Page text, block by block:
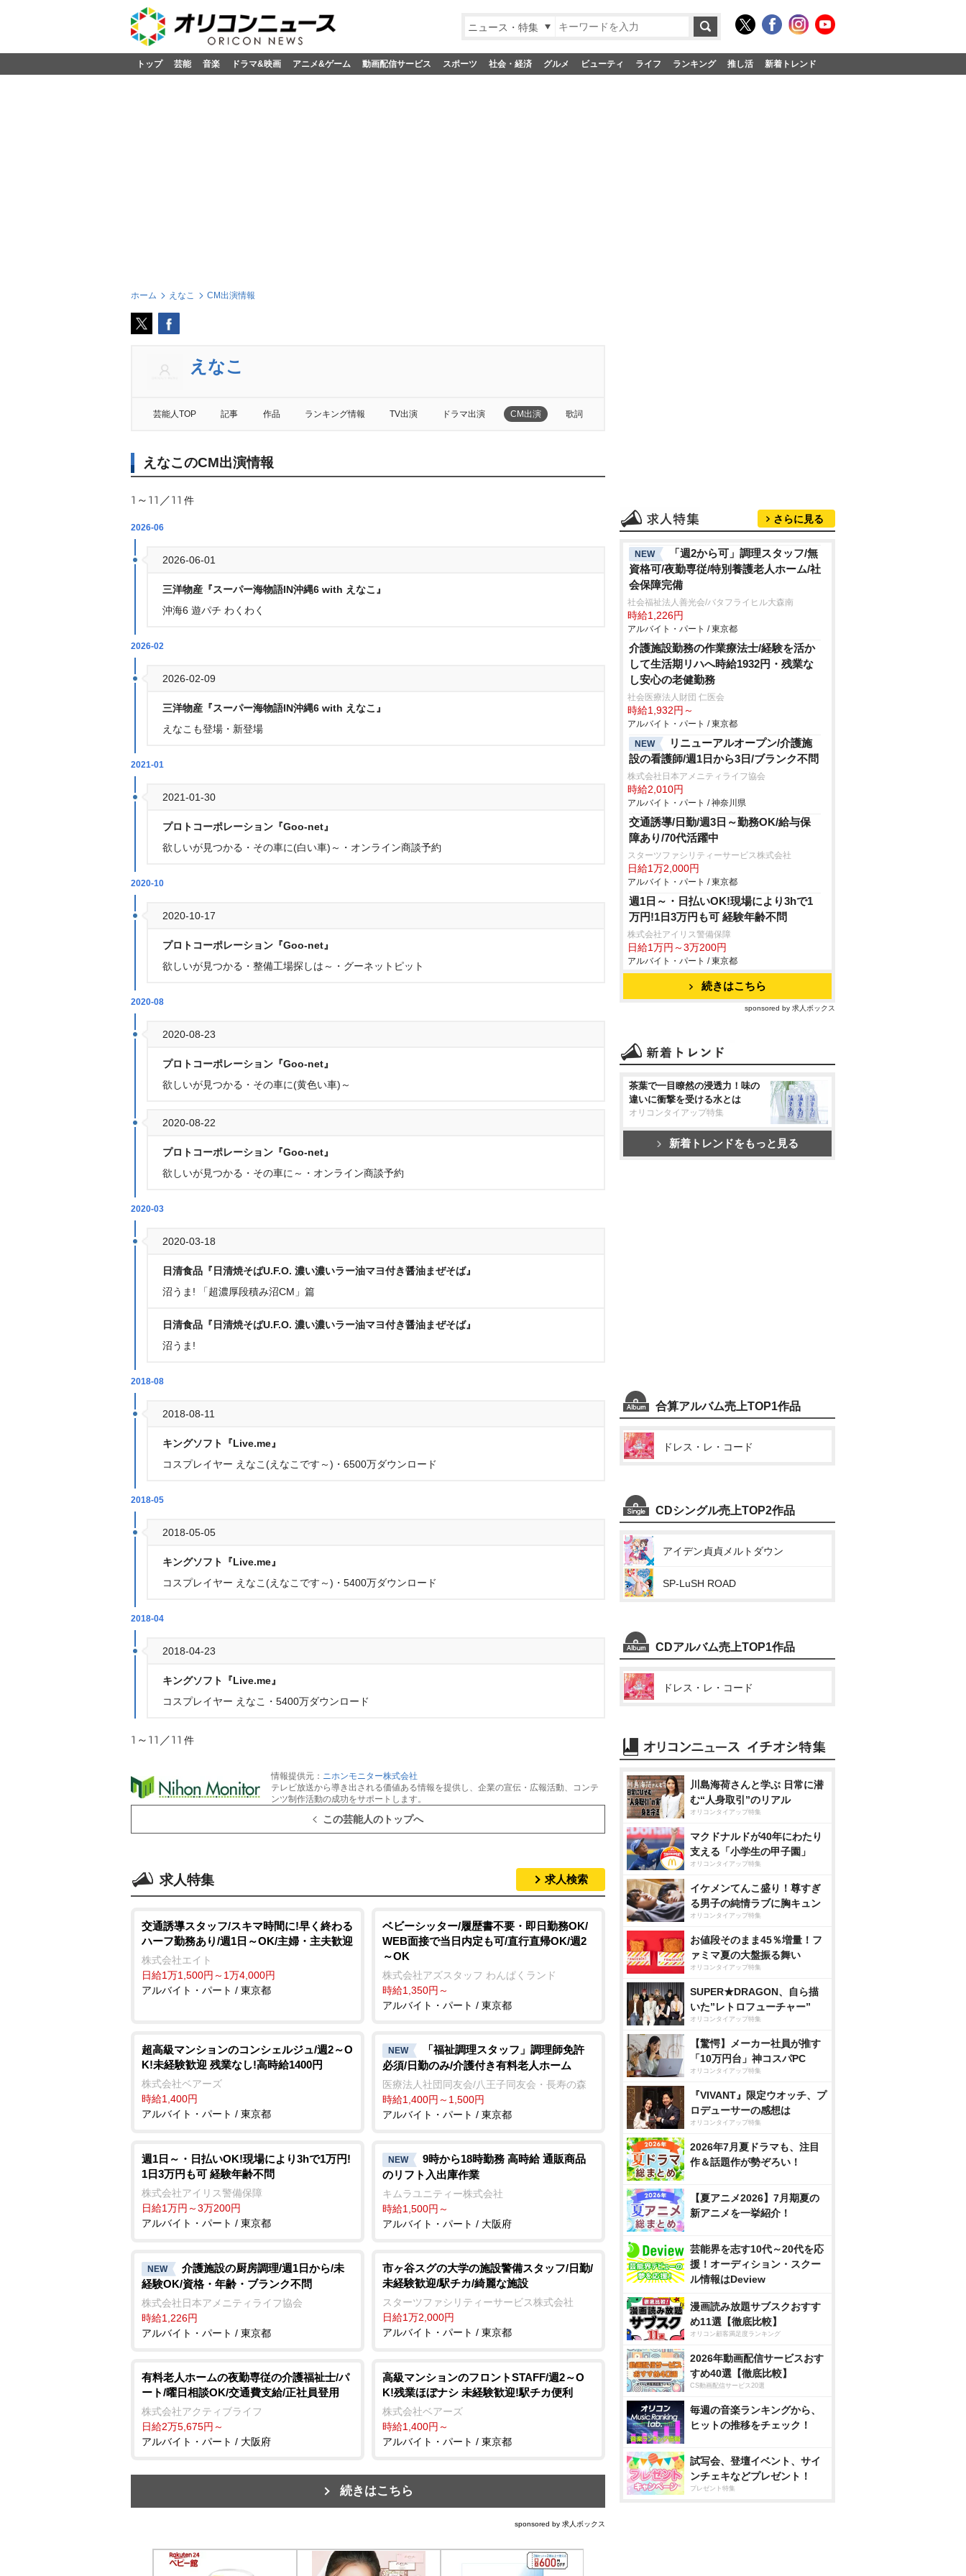
ニュース・特集
トップ 芸能 音楽 ドラマ&映画 アニメ&ゲーム 動画配信サービス スポーツ 社会・経済 グルメ ビューティ ライフ ランキング 推し活 新着トレンド
ホーム えなこ CM出演情報
えなこ
芸能人TOP 記事 作品 ランキング情報 TV出演 ドラマ出演 CM出演 歌詞
えなこのCM出演情報
1～11／11 件
2026-06
2026-06-01
三洋物産『スーパー海物語IN沖縄6 with えなこ』
沖海6 遊パチ わくわく
2026-02
2026-02-09
三洋物産『スーパー海物語IN沖縄6 with えなこ』
えなこも登場・新登場
2021-01
2021-01-30
プロトコーポレーション『Goo-net』
欲しいが見つかる・その車に(白い車)～・オンライン商談予約
2020-10
2020-10-17
プロトコーポレーション『Goo-net』
欲しいが見つかる・整備工場探しは～・グーネットピット
2020-08
2020-08-23
プロトコーポレーション『Goo-net』
欲しいが見つかる・その車に(黄色い車)～
2020-08-22
プロトコーポレーション『Goo-net』
欲しいが見つかる・その車に～・オンライン商談予約
2020-03
2020-03-18
日清食品『日清焼そばU.F.O. 濃い濃いラー油マヨ付き醤油まぜそば』
沼うま! 「超濃厚段積み沼CM」篇
日清食品『日清焼そばU.F.O. 濃い濃いラー油マヨ付き醤油まぜそば』
沼うま!
2018-08
2018-08-11
キングソフト『Live.me』
コスプレイヤー えなこ(えなこです～)・6500万ダウンロード
2018-05
2018-05-05
キングソフト『Live.me』
コスプレイヤー えなこ(えなこです～)・5400万ダウンロード
2018-04
2018-04-23
キングソフト『Live.me』
コスプレイヤー えなこ・5400万ダウンロード
1～11／11 件
情報提供元： ニホンモニター株式会社
テレビ放送から導き出される価値ある情報を提供し、企業の宣伝・広報活動、コンテ
ンツ制作活動の成功をサポートします。
この芸能人のトップへ
求人特集 求人検索
交通誘導スタッフ/スキマ時間に!早く終わる
ハーフ勤務あり/週1日～OK/主婦・主夫歓迎
株式会社エイト
日給1万1,500円～1万4,000円
アルバイト・パート / 東京都
ベビーシッター/履歴書不要・即日勤務OK/
WEB面接で当日内定も可/直行直帰OK/週2
～OK
株式会社アズスタッフ わんぱくランド
時給1,350円～
アルバイト・パート / 東京都
超高級マンションのコンシェルジュ/週2～O
K!未経験歓迎 残業なし!高時給1400円
株式会社ベアーズ
時給1,400円
アルバイト・パート / 東京都
NEW
「福祉調理スタッフ」調理師免許
必須/日勤のみ/介護付き有料老人ホーム
医療法人社団同友会/八王子同友会・長寿の森
時給1,400円～1,500円
アルバイト・パート / 東京都
週1日～・日払いOK!現場により3hで1万円!
1日3万円も可 経験年齢不問
株式会社アイリス警備保障
日給1万円～3万200円
アルバイト・パート / 東京都
NEW
9時から18時勤務 高時給 通販商品
のリフト入出庫作業
キムラユニティー株式会社
時給1,500円～
アルバイト・パート / 大阪府
NEW
介護施設の厨房調理/週1日から/未
経験OK/資格・年齢・ブランク不問
株式会社日本アメニティライフ協会
時給1,226円
アルバイト・パート / 東京都
市ヶ谷スグの大学の施設警備スタッフ/日勤/
未経験歓迎/駅チカ/綺麗な施設
スターツファシリティーサービス株式会社
日給1万2,000円
アルバイト・パート / 東京都
有料老人ホームの夜勤専従の介護福祉士/パ
ート/曜日相談OK/交通費支給/正社員登用
株式会社アクティブライフ
日給2万5,675円～
アルバイト・パート / 大阪府
高級マンションのフロントSTAFF/週2～O
K!残業ほぼナシ 未経験歓迎!駅チカ便利
株式会社ベアーズ
時給1,400円～
アルバイト・パート / 東京都
続きはこちら
sponsored by 求人ボックス
さらに見る
NEW
「週2から可」調理スタッフ/無
資格可/夜勤専従/特別養護老人ホーム/社
会保障完備
社会福祉法人善光会/バタフライヒル大森南
時給1,226円
アルバイト・パート / 東京都
介護施設勤務の作業療法士/経験を活か
して生活期リハへ時給1932円・残業な
し安心の老健勤務
社会医療法人財団 仁医会
時給1,932円～
アルバイト・パート / 東京都
NEW
リニューアルオープン/介護施
設の看護師/週1日から3日/ブランク不問
株式会社日本アメニティライフ協会
時給2,010円
アルバイト・パート / 神奈川県
交通誘導/日勤/週3日～勤務OK/給与保
障あり/70代活躍中
スターツファシリティーサービス株式会社
日給1万2,000円
アルバイト・パート / 東京都
週1日～・日払いOK!現場により3hで1
万円!1日3万円も可 経験年齢不問
株式会社アイリス警備保障
日給1万円～3万200円
アルバイト・パート / 東京都
続きはこちら
sponsored by 求人ボックス
茶葉で一目瞭然の浸透力！味の
違いに衝撃を受ける水とは
オリコンタイアップ特集
新着トレンドをもっと見る
合算アルバム売上TOP1作品
ドレス・レ・コード
CDシングル売上TOP2作品
アイデン貞貞メルトダウン
SP-LuSH ROAD
CDアルバム売上TOP1作品
ドレス・レ・コード
川島海荷さんと学ぶ 日常に潜
む“人身取引”のリアル
オリコンタイアップ特集
マクドナルドが40年にわたり
支える「小学生の甲子園」
オリコンタイアップ特集
イケメンてんこ盛り！尊すぎ
る男子の純情ラブに胸キュン
オリコンタイアップ特集
お値段そのまま45％増量！フ
ァミマ夏の大盤振る舞い
オリコンタイアップ特集
SUPER★DRAGON、自ら描
いた”レトロフューチャー”
オリコンタイアップ特集
【驚愕】メーカー社員が推す
「10万円台」神コスパPC
オリコンタイアップ特集
『VIVANT』限定ウオッチ、プ
ロデューサーの感想は
オリコンタイアップ特集
2026年7月夏ドラマも、注目
作＆話題作が勢ぞろい！
【夏アニメ2026】7月期夏の
新アニメを一挙紹介！
芸能界を志す10代～20代を応
援！オーディション・スクー
ル情報はDeview
漫画読み放題サブスクおすす
め11選【徹底比較】
オリコン顧客満足度ランキング
2026年動画配信サービスおす
すめ40選【徹底比較】
CS動画配信サービス20選
毎週の音楽ランキングから、
ヒットの推移をチェック！
試写会、登壇イベント、サイ
ンチェキなどプレゼント！
プレゼント特集